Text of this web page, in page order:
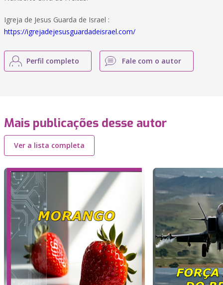
Igreja de Jesus Guarda de Israel :
https://igrejadejesusguardadeisrael.com/
Perfil completo Fale com o autor
Mais publicações desse autor
Ver a lista completa